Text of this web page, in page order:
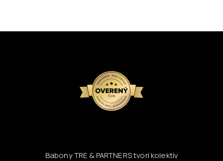
Babony TRE & PARTNERS tvorí kolektív